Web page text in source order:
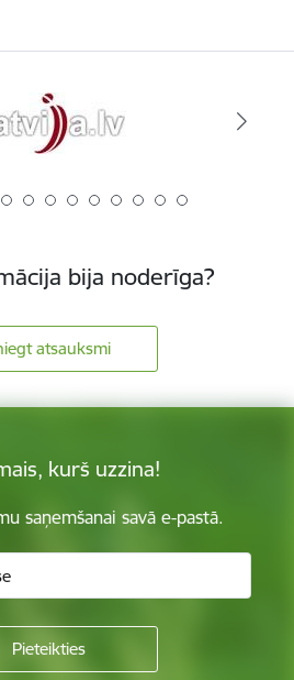
bija noderīga?
atsauksmi
kurš uzzina!
saņemšanai savā e-pastā.